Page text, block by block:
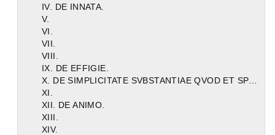
IV. DE INNATA.
V.
VI.
VII.
VIII.
IX. DE EFFIGIE.
XI.
XII. DE ANIMO.
XIII.
XIV.